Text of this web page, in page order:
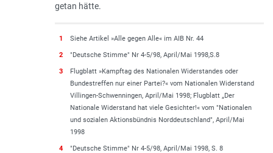
getan hätte.
1 Siehe Artikel »Alle gegen Alle« im AIB Nr. 44
2 "Deutsche Stimme" Nr 4-5/98, April/Mai 1998,S.8
3
Flugblatt »Kampftag des Nationalen Widerstandes oder
Bundestreffen nur einer Partei?« vom Nationalen Widerstand
Villingen-Schwenningen, April/Mai 1998; Flugblatt „Der
Nationale Widerstand hat viele Gesichter!« vom "Nationalen
und sozialen Aktionsbündnis Norddeutschland", April/Mai
1998
4 "Deutsche Stimme" Nr 4-5/98, April/Mai 1998, S. 8